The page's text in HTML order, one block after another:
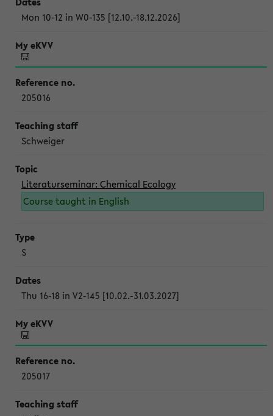
Mon 10-12 in W0-135 [12.10.-18.12.2026]
205016
Schweiger
Literaturseminar: Chemical Ecology
Course taught in English
S
Thu 16-18 in V2-145 [10.02.-31.03.2027]
205017